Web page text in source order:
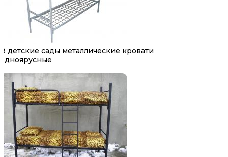
В детские сады металлические кровати
одноярусные